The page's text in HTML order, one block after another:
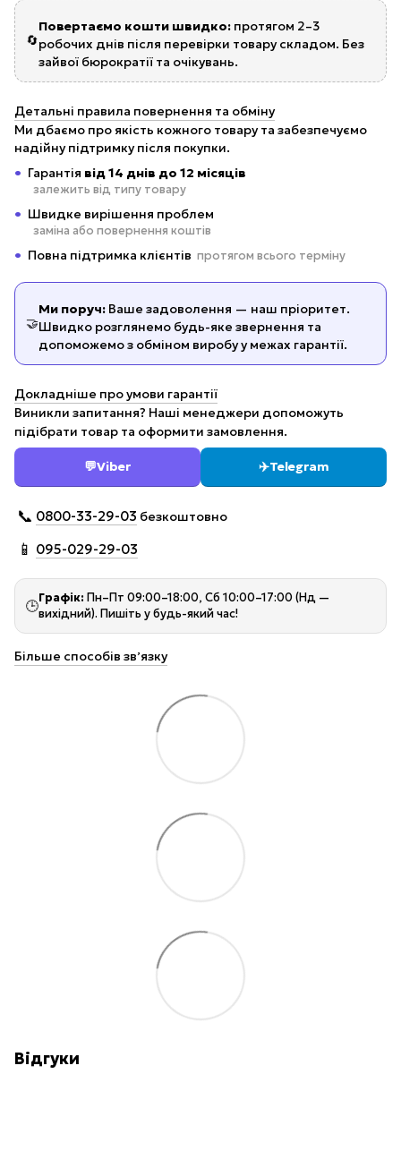
🔄
Повертаємо кошти швидко: протягом 2–3
робочих днів після перевірки товару складом. Без
зайвої бюрократії та очікувань.
Детальні правила повернення та обміну
Ми дбаємо про якість кожного товару та забезпечуємо
надійну підтримку після покупки.
Гарантія від 14 днів до 12 місяців
залежить від типу товару
Швидке вирішення проблем
заміна або повернення коштів
Повна підтримка клієнтів протягом всього терміну
🤝
Ми поруч: Ваше задоволення — наш пріоритет.
Швидко розглянемо будь-яке звернення та
допоможемо з обміном виробу у межах гарантії.
Докладніше про умови гарантії
Виникли запитання? Наші менеджери допоможуть
підібрати товар та оформити замовлення.
💬Viber ✈️Telegram
📞 0800-33-29-03 безкоштовно
📱 095-029-29-03
🕒
Графік: Пн–Пт 09:00–18:00, Сб 10:00–17:00 (Нд —
вихідний). Пишіть у будь-який час!
Більше способів звʼязку
Відгуки